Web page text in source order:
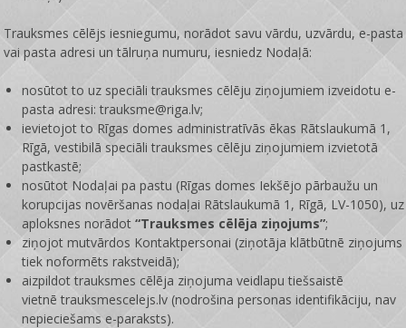
Trauksmes cēlējs iesniegumu, norādot savu vārdu, uzvārdu, e-pasta
vai pasta adresi un tālruņa numuru, iesniedz Nodaļā:
nosūtot to uz speciāli trauksmes cēlēju ziņojumiem izveidotu e-
pasta adresi: trauksme@riga.lv;
ievietojot to Rīgas domes administratīvās ēkas Rātslaukumā 1,
Rīgā, vestibilā speciāli trauksmes cēlēju ziņojumiem izvietotā
pastkastē;
nosūtot Nodaļai pa pastu (Rīgas domes Iekšējo pārbaužu un
korupcijas novēršanas nodaļai Rātslaukumā 1, Rīgā, LV-1050), uz
aploksnes norādot“Trauksmes cēlēja ziņojums”;
ziņojot mutvārdos Kontaktpersonai (ziņotāja klātbūtnē ziņojums
tiek noformēts rakstveidā);
aizpildot trauksmes cēlēja ziņojuma veidlapu tiešsaistē
vietnētrauksmescelejs.lv (nodrošina personas identifikāciju, nav
nepieciešams e-paraksts).